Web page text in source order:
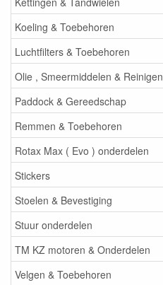
Koeling & Toebehoren
Luchtfilters & Toebehoren
Olie , Smeermiddelen & Reinigen
Paddock & Gereedschap
Remmen & Toebehoren
Rotax Max ( Evo ) onderdelen
Stickers
Stoelen & Bevestiging
Stuur onderdelen
TM KZ motoren & Onderdelen
Velgen & Toebehoren